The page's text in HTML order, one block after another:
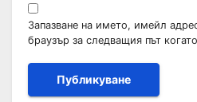
Запазване на името, имейл
браузър за следващия път